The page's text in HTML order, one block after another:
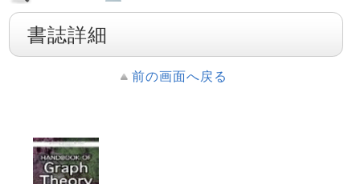
書誌詳細
前の画面へ戻る